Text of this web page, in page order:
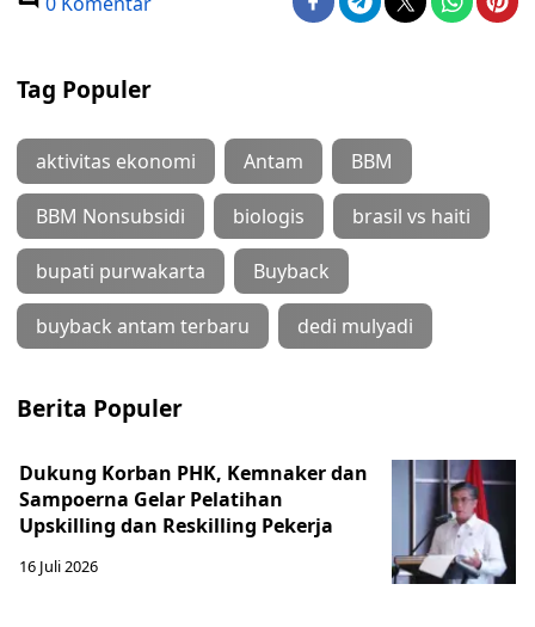
Tag Populer
aktivitas ekonomi Antam BBM
BBM Nonsubsidi biologis brasil vs haiti
bupati purwakarta Buyback
buyback antam terbaru dedi mulyadi
Berita Populer
Dukung Korban PHK, Kemnaker dan
Sampoerna Gelar Pelatihan
Upskilling dan Reskilling Pekerja
16 Juli 2026